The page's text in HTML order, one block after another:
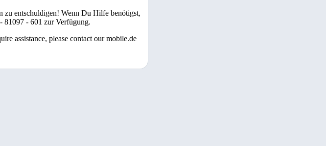
zu entschuldigen! Wenn Du Hilfe benötigst,
81097 - 601 zur Verfügung.
assistance, please contact our mobile.de